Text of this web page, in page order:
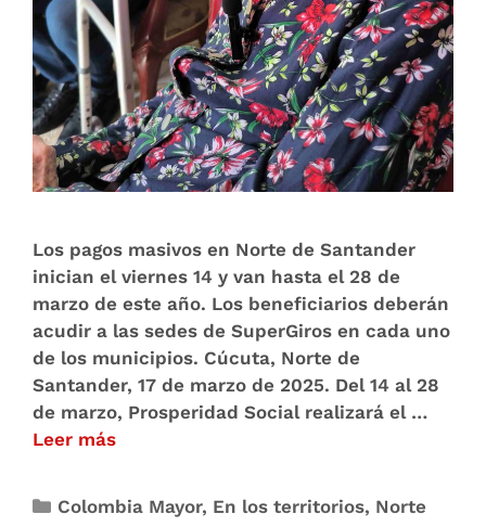
Los pagos masivos en Norte de Santander
inician el viernes 14 y van hasta el 28 de
marzo de este año. Los beneficiarios deberán
acudir a las sedes de SuperGiros en cada uno
de los municipios. Cúcuta, Norte de
Santander, 17 de marzo de 2025. Del 14 al 28
de marzo, Prosperidad Social realizará el …
Leer más
Colombia Mayor, En los territorios, Norte